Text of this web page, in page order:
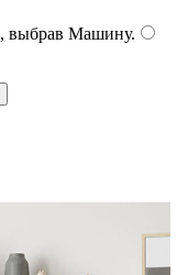
выбрав Машину.